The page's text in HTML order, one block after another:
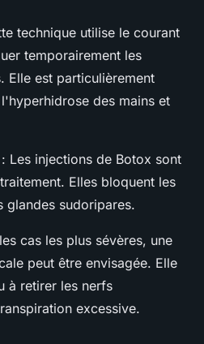
technique utilise le courant
temporairement les
Elle est particulièrement
des mains et
: Les injections de Botox sont
Elles bloquent les
glandes sudoripares.
cas les plus sévères, une
peut être envisagée. Elle
à retirer les nerfs
excessive.